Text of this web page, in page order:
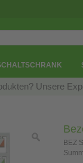
Unsere
BEZ